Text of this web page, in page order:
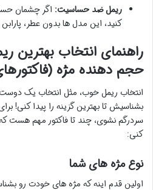
ریمل ضد حساسیت: اگر چشمان
کنید، این مدل ها بدون عطر،
راهنمای انتخاب بهترین
حجم دهنده مژه
انتخاب ریمل خوب، مثل انتخاب یک
بشناسیش تا بهترین گزینه را پیدا کنی!
سردرگم نشوی، چند تا فاکتور مهم هست
کنی:
نوع مژه های شما
اولین قدم اینه که مژه های خودت رو